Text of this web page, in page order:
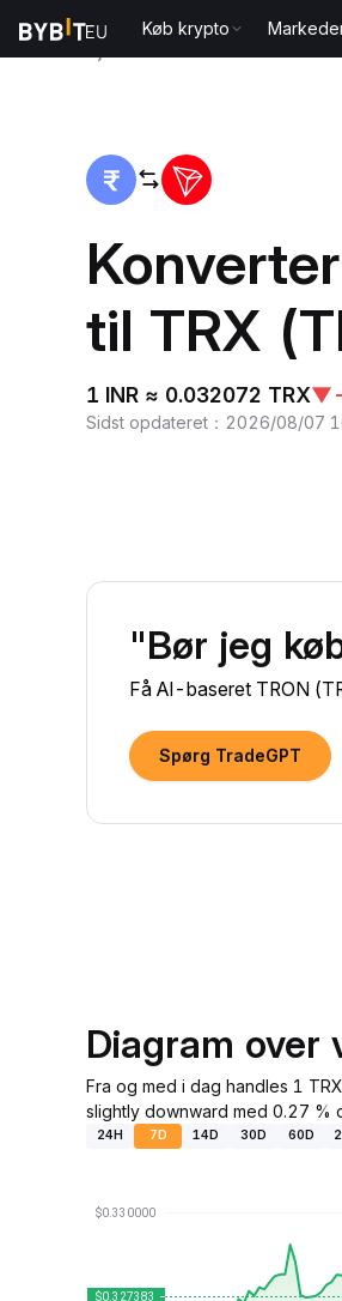
Køb krypto
til TRX
1 INR ≈ 0.032072 TRX▼
Sidst opdateret ： 2026/08/07
"Bør jeg
Få AI-baseret TRON
Spørg TradeGPT
Diagram over
Fra og med i dag handles 1
slightly downward med 0.27 %
24H 7D 14D 30D 60D